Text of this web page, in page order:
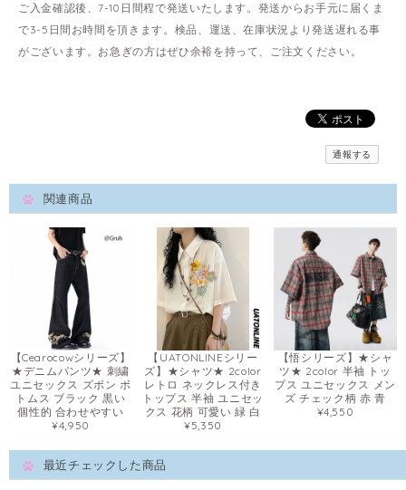
ご入金確認後、7-10日間程で発送いたします。発送からお手元に届くま
で3-5日間お時間を頂きます。検品、運送、在庫状況より発送遅れる事
がございます。お急ぎの方はぜひ余裕を持って、ご注文ください。
通報する
関連商品
【Cearocowシリーズ】
★デニムパンツ★ 刺繍
ユニセックス ズボン ボ
トムス ブラック 黒い
個性的 合わせやすい
¥4,950
【UATONLINEシリー
ズ】★シャツ★ 2color
レトロ ネックレス付き
トップス 半袖 ユニセッ
クス 花柄 可愛い 緑 白
¥5,350
【悟シリーズ】★シャ
ツ★ 2color 半袖 トッ
プス ユニセックス メン
ズ チェック柄 赤 青
¥4,550
最近チェックした商品